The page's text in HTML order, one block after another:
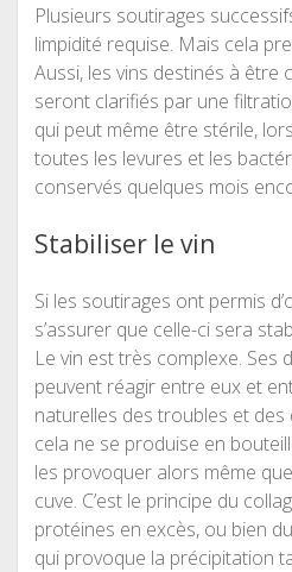
Plusieurs soutirages
limpidité requise. Mais cela
Aussi, les vins destinés à être
seront clarifiés par une
qui peut même être stérile,
toutes les levures et les
conservés quelques mois
Stabiliser le vin
Si les soutirages ont permis
s’assurer que celle-ci sera
Le vin est très complexe. Ses
peuvent réagir entre eux et
naturelles des troubles et
cela ne se produise en
les provoquer alors même
cuve. C’est le principe du
protéines en excès, ou bien
qui provoque la précipitation